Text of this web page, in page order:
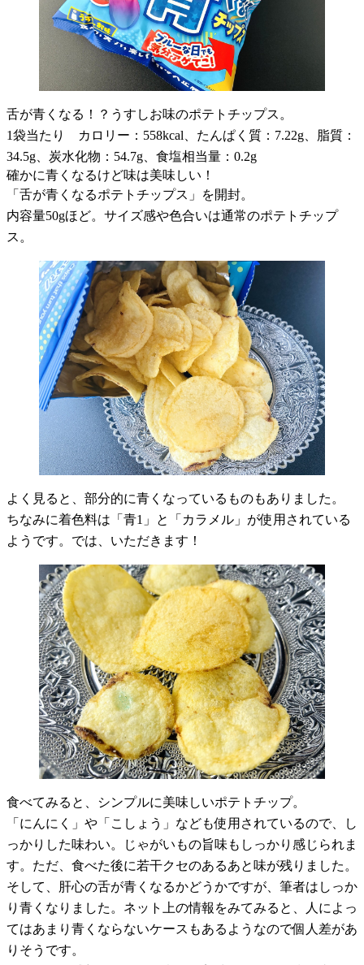
舌が青くなる！？うすしお味のポテトチップス。
1袋当たり カロリー：558kcal、たんぱく質：7.22g、脂質：
34.5g、炭水化物：54.7g、食塩相当量：0.2g
確かに青くなるけど味は美味しい！
「舌が青くなるポテトチップス」を開封。
内容量50gほど。サイズ感や色合いは通常のポテトチップ
ス。
よく見ると、部分的に青くなっているものもありました。
ちなみに着色料は「青1」と「カラメル」が使用されている
ようです。では、いただきます！
食べてみると、シンプルに美味しいポテトチップ。
「にんにく」や「こしょう」なども使用されているので、し
っかりした味わい。じゃがいもの旨味もしっかり感じられま
す。ただ、食べた後に若干クセのあるあと味が残りました。
そして、肝心の舌が青くなるかどうかですが、筆者はしっか
り青くなりました。ネット上の情報をみてみると、人によっ
てはあまり青くならないケースもあるようなので個人差があ
りそうです。